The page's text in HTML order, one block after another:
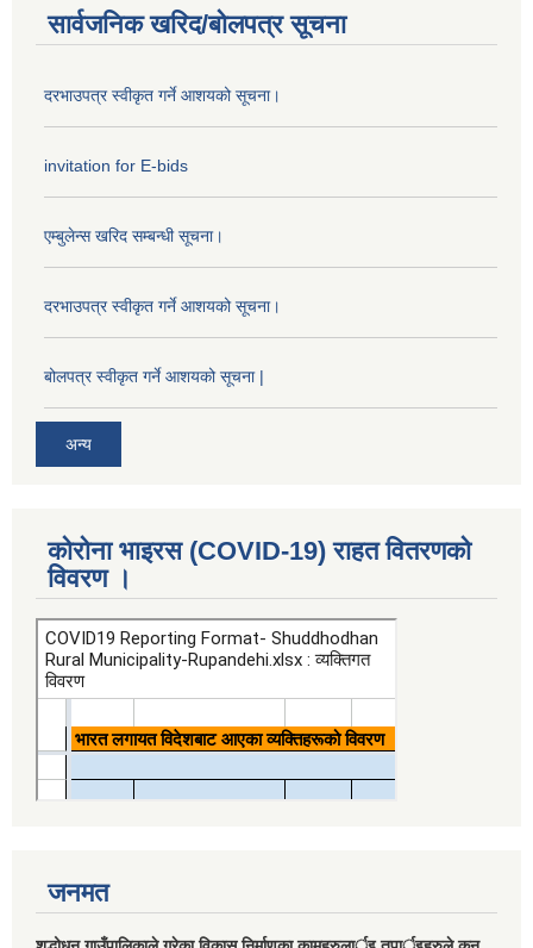
सार्वजनिक खरिद/बोलपत्र सूचना
दरभाउपत्र स्वीकृत गर्ने आशयको सूचना।
invitation for E-bids
एम्बुलेन्स खरिद सम्बन्धी सूचना।
दरभाउपत्र स्वीकृत गर्ने आशयको सूचना।
बोलपत्र स्वीकृत गर्ने आशयको सूचना |
अन्य
कोरोना भाइरस (COVID-19) राहत वितरणको
विवरण ।
जनमत